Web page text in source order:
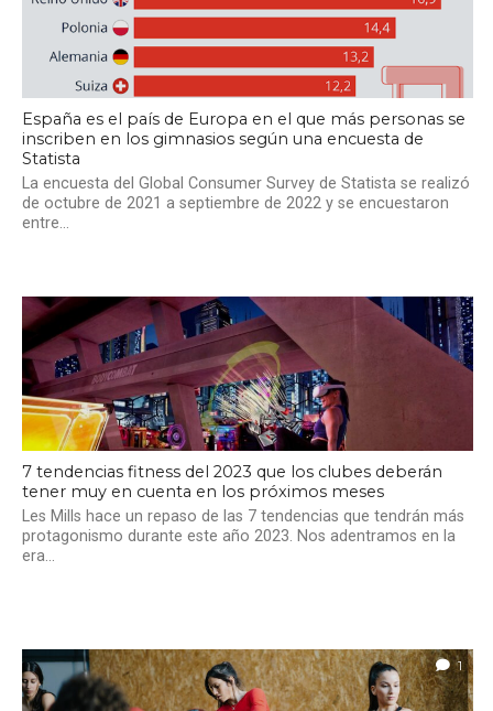
España es el país de Europa en el que más personas se
inscriben en los gimnasios según una encuesta de
Statista
La encuesta del Global Consumer Survey de Statista se realizó
de octubre de 2021 a septiembre de 2022 y se encuestaron
entre...
7 tendencias fitness del 2023 que los clubes deberán
tener muy en cuenta en los próximos meses
Les Mills hace un repaso de las 7 tendencias que tendrán más
protagonismo durante este año 2023. Nos adentramos en la
era...
1